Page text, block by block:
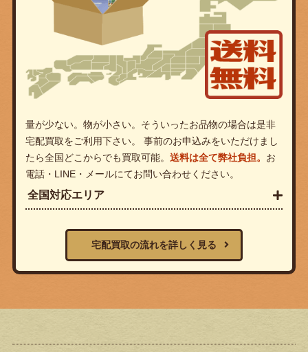
量が少ない。物が小さい。そういったお品物の場合は是非
宅配買取をご利用下さい。 事前のお申込みをいただけまし
たら全国どこからでも買取可能。 送料は全て弊社負担。 お
電話・LINE・メールにてお問い合わせください。
全国対応エリア
宅配買取の流れを詳しく見る